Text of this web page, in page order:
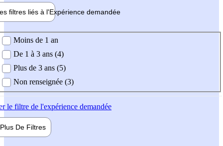
filtres liés à l'Expérience demandée
demandée
Moins de 1 an
De 1 à 3 ans (4)
Plus de 3 ans (5)
Non renseignée (3)
le filtre de l'expérience demandée
Plus De Filtres